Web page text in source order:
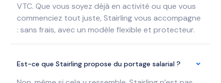
VTC. Que vous soyez déjà en activité ou que vous
commenciez tout juste, Stairling vous accompagne
: sans frais, avec un modèle flexible et protecteur.
Est-ce que Stairling propose du portage salarial ?